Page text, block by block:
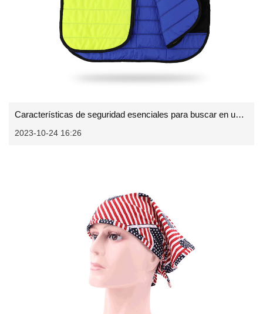
Características de seguridad esenciales para buscar en un chaleco de enfriamiento de seguridad
2023-10-24 16:26